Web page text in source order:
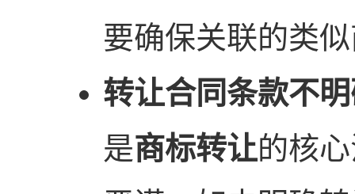
要确保关联的类
转让合同条款不
是商标转让的核